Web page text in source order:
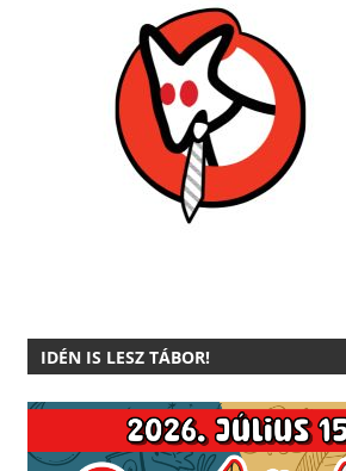
IDÉN IS LESZ TÁBOR!